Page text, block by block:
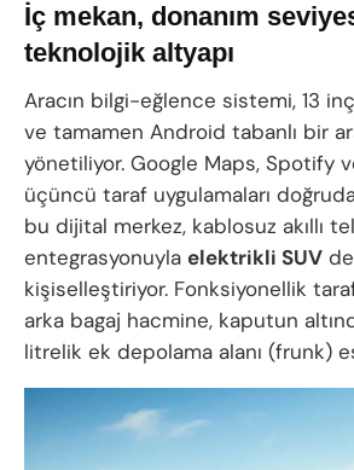
İç mekan, donanım
teknolojik altyapı
Aracın bilgi-eğlence sistemi, 13
ve tamamen Android tabanlı bir
yönetiliyor. Google Maps, Spotify
üçüncü taraf uygulamaları
bu dijital merkez, kablosuz akıllı
entegrasyonuyla elektrikli SUV
kişiselleştiriyor. Fonksiyonellik
arka bagaj hacmine, kaputun
litrelik ek depolama alanı (frunk)